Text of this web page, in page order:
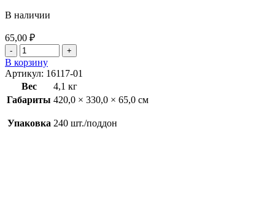
В наличии
65,00 ₽
В корзину
Артикул: 16117-01
Вес
4,1 кг
Габариты 420,0 × 330,0 × 65,0 см
Упаковка 240 шт./поддон